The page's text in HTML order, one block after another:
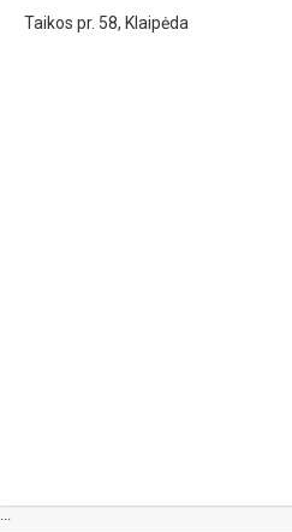
Taikos pr. 58, Klaipėda
...